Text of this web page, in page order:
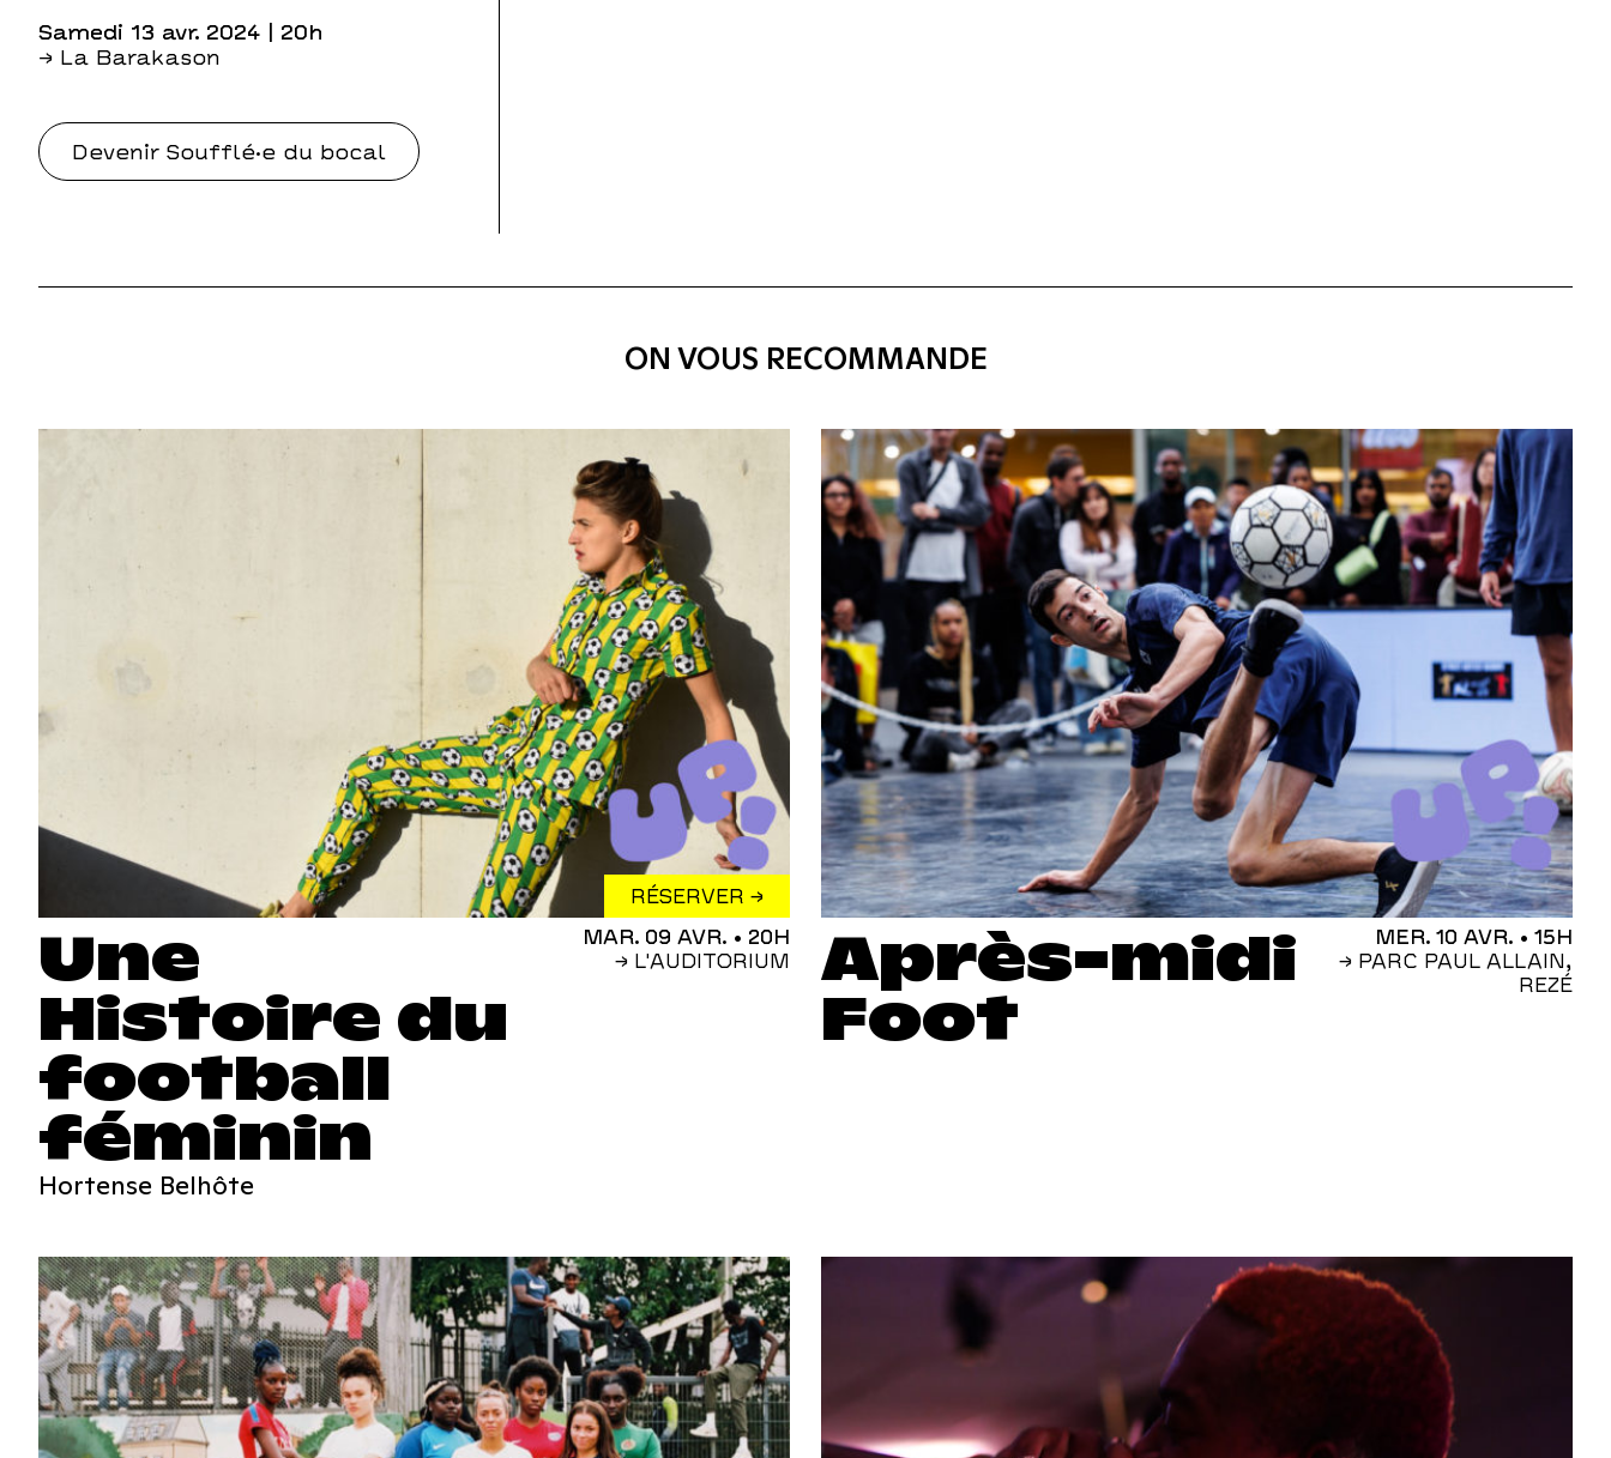
samedi 13 avr. 2024 | 20h
→ La Barakason
Devenir Soufflé·e du bocal
ON VOUS RECOMMANDE
RÉSERVER →
Une
Histoire du
football
féminin
Hortense Belhôte
MAR. 09 AVR. • 20H
→ L'AUDITORIUM
Après-midi
Foot
MER. 10 AVR. • 15H
→ PARC PAUL ALLAIN,
REZÉ